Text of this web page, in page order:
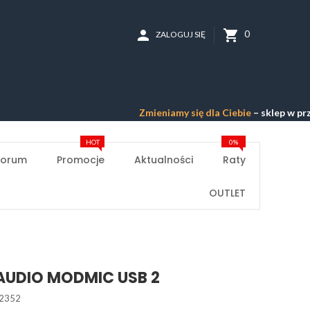
shopping_cart 0
person ZALOGUJ SIĘ
Zmieniamy się dla Ciebie– sklep w
Promocje
HOT
Aktualności Raty
0%
OUTLET
MODMIC USB 2